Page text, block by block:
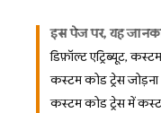
इस पेज पर, यह
डिफ़ॉल्ट एट्रिब्यूट,
कस्टम कोड ट्रेस जोड़ना
कस्टम कोड ट्रेस में